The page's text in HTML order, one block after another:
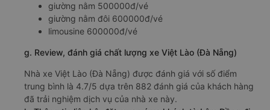
giường nằm 500000đ/vé
giường nằm đôi 600000đ/vé
limousine 600000đ/vé
g. Review, đánh giá chất lượng xe Việt Lào (Đà Nẵng)
Nhà xe Việt Lào (Đà Nẵng) được đánh giá với số điểm
trung bình là 4.7/5 dựa trên 882 đánh giá của khách hàng
đã trải nghiệm dịch vụ của nhà xe này.